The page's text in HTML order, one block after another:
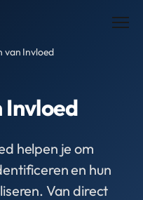
van Invloed
Invloed
helpen je om
en hun
Van direct